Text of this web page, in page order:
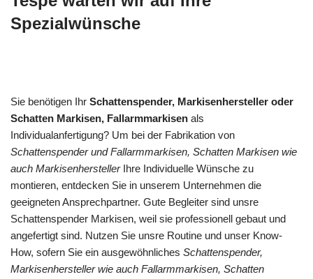
Spezialwünsche
Sie benötigen Ihr Schattenspender, Markisenhersteller oder
Schatten Markisen, Fallarmmarkisen als
Individualanfertigung? Um bei der Fabrikation von
Schattenspender und Fallarmmarkisen, Schatten Markisen wie
auch MarkisenherstellerIhre Individuelle Wünsche zu
montieren, entdecken Sie in unserem Unternehmen die
geeigneten Ansprechpartner. Gute Begleiter sind unsre
Schattenspender Markisen, weil sie professionell gebaut und
angefertigt sind. Nutzen Sie unsre Routine und unser Know-
How, sofern Sie ein ausgewöhnliches Schattenspender,
Markisenhersteller wie auch Fallarmmarkisen, Schatten